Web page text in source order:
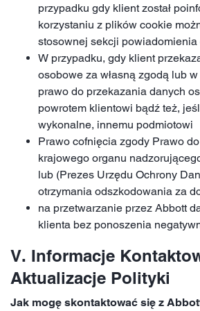
przypadku gdy klient został
korzystaniu z plików cookie
stosownej sekcji powiadomienia
W przypadku, gdy klient
osobowe za własną zgodą lub
prawo do przekazania danych
powrotem klientowi bądź też,
wykonalne, innemu podmiotowi
Prawo cofnięcia zgody Prawo
krajowego organu
lub (Prezes Urzędu Ochrony
otrzymania odszkodowania za
na przetwarzanie przez Abbott
klienta bez ponoszenia
V. Informacje
Aktualizacje Polityki
Jak mogę skontaktować się z